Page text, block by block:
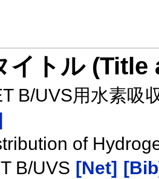
イトル
B/UVS用水素吸
of
B/UVS [Net]